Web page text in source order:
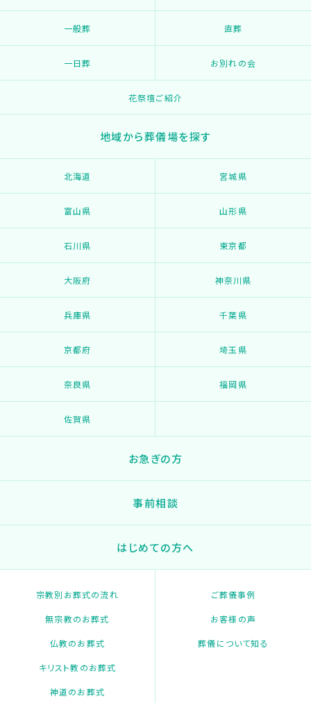
一般葬 直葬
一日葬 お別れの会
花祭壇ご紹介
地域から葬儀場を探す
北海道 宮城県
富山県 山形県
石川県 東京都
大阪府 神奈川県
兵庫県 千葉県
京都府 埼玉県
奈良県 福岡県
佐賀県
お急ぎの方
事前相談
はじめての方へ
宗教別お葬式の流れ
無宗教のお葬式
仏教のお葬式
キリスト教のお葬式
神道のお葬式
ご葬儀事例
お客様の声
葬儀について知る